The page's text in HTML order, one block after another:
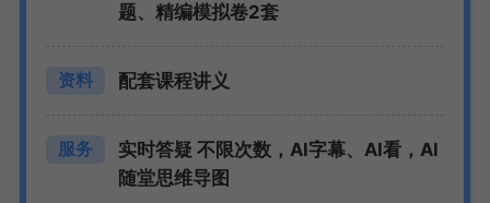
题、精编模拟卷2套
资料 配套课程讲义
服务
实时答疑 不限次数，AI字幕、AI看，AI
随堂思维导图